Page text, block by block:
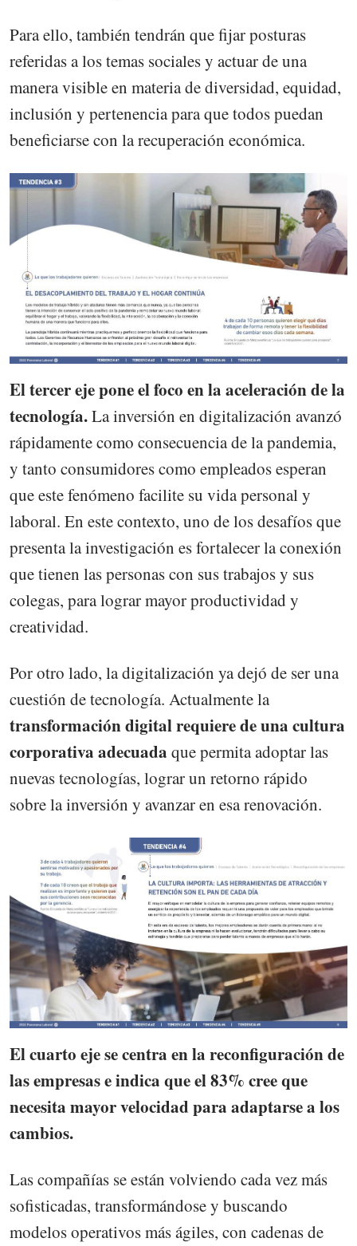
Para ello, también tendrán que fijar posturas
referidas a los temas sociales y actuar de una
manera visible en materia de diversidad, equidad,
inclusión y pertenencia para que todos puedan
beneficiarse con la recuperación económica.
El tercer eje pone el foco en la aceleración de la
tecnología.La inversión en digitalización avanzó
rápidamente como consecuencia de la pandemia,
y tanto consumidores como empleados esperan
que este fenómeno facilite su vida personal y
laboral. En este contexto, uno de los desafíos que
presenta la investigación es fortalecer la conexión
que tienen las personas con sus trabajos y sus
colegas, para lograr mayor productividad y
creatividad.
Por otro lado, la digitalización ya dejó de ser una
cuestión de tecnología. Actualmente la
transformación digital requiere de una cultura
corporativa adecuada que permita adoptar las
nuevas tecnologías, lograr un retorno rápido
sobre la inversión y avanzar en esa renovación.
El cuarto eje se centra en la reconfiguración de
las empresas e indica que el 83% cree que
necesita mayor velocidad para adaptarse a los
cambios.
Las compañías se están volviendo cada vez más
sofisticadas, transformándose y buscando
modelos operativos más ágiles, con cadenas de